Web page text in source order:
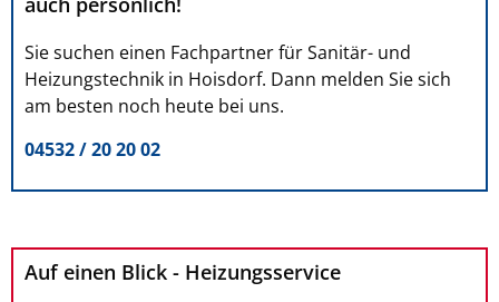
Sie suchen einen Fachpartner für Sanitär- und
Heizungstechnik in Hoisdorf. Dann melden Sie sich
am besten noch heute bei uns.
04532 / 20 20 02
Auf einen Blick - Heizungsservice